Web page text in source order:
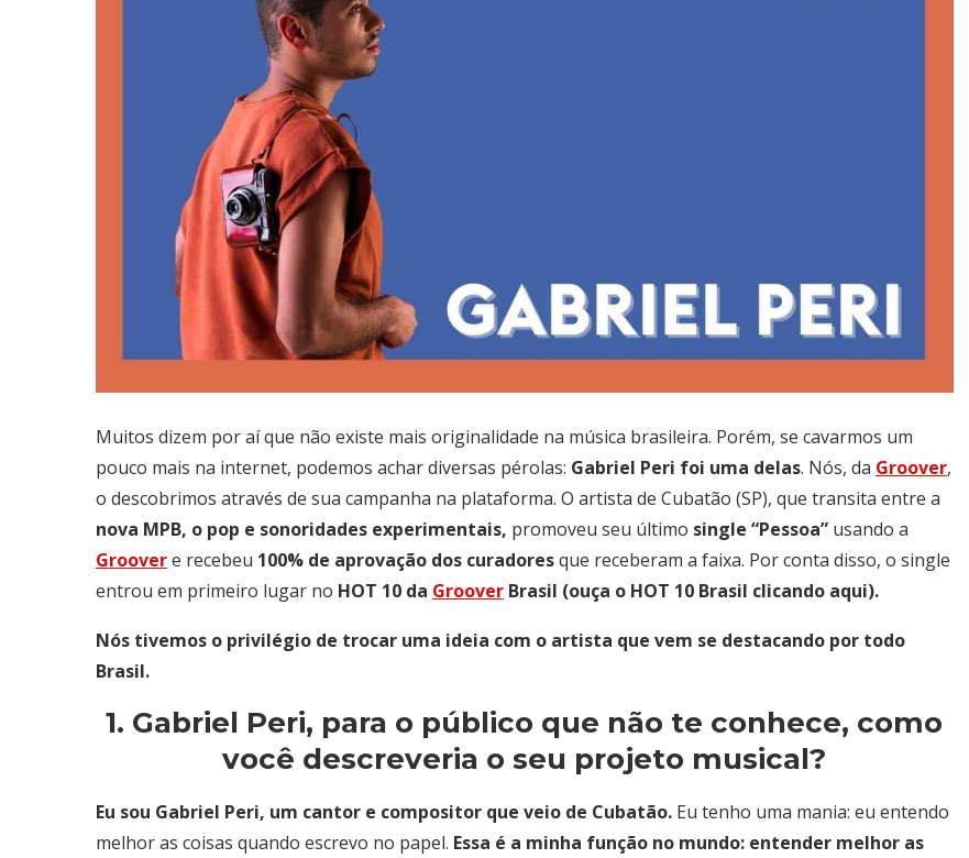
Muitos dizem por aí que não existe mais originalidade na música brasileira. Porém, se cavarmos um
pouco mais na internet, podemos achar diversas pérolas: Gabriel Peri foi uma delas. Nós, da Groover,
o descobrimos através de sua campanha na plataforma. O artista de Cubatão (SP), que transita entre a
nova MPB, o pop e sonoridades experimentais, promoveu seu último single “Pessoa” usando a
Groovere recebeu 100% de aprovação dos curadoresque receberam a faixa. Por conta disso, o single
entrou em primeiro lugar no HOT 10 da Groover Brasil (ouça o HOT 10 Brasil clicando aqui).
Nós tivemos o privilégio de trocar uma ideia com o artista que vem se destacando por todo
Brasil.
1. Gabriel Peri, para o público que não te conhece, como
você descreveria o seu projeto musical?
Eu sou Gabriel Peri, um cantor e compositor que veio de Cubatão. Eu tenho uma mania: eu entendo
melhor as coisas quando escrevo no papel. Essa é a minha função no mundo: entender melhor as